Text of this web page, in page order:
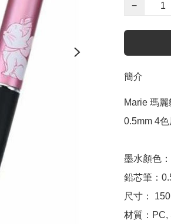
−
簡介
Marie 瑪
0.5mm 4
墨水顏色
鉛芯筆：
尺寸：
材質：PC,